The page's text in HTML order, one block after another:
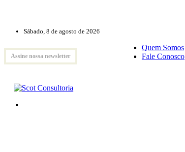
Sábado, 8 de agosto de 2026
Assine nossa newsletter
Quem Somos
Fale Conosco